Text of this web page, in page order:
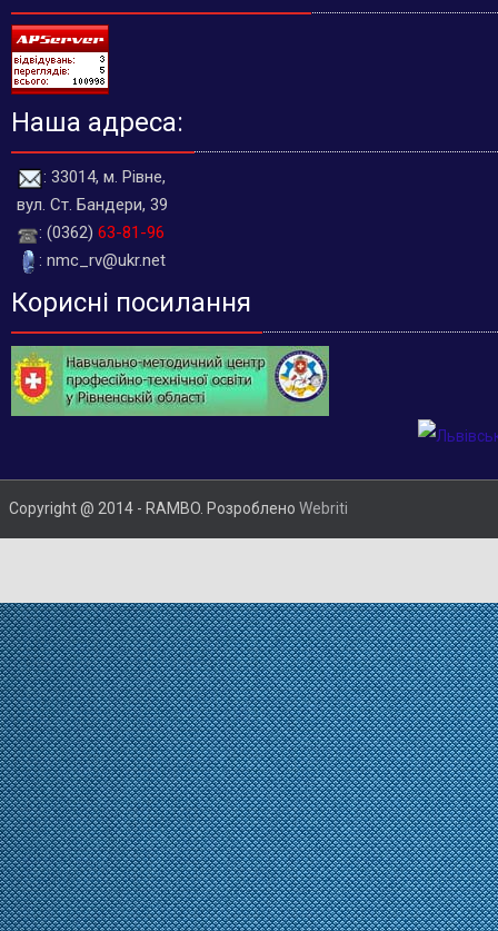
Наша адреса:
: 33014, м. Рівне,
вул. Ст. Бандери, 39
: (0362) 63-81-96
: nmc_rv@ukr.net
Корисні посилання
Copyright @ 2014 - RAMBO. Розроблено Webriti